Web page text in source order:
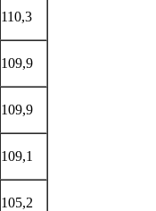
110,3
109,9
109,9
109,1
105,2